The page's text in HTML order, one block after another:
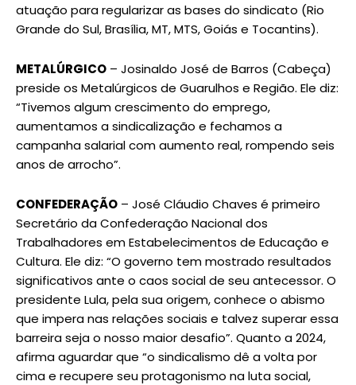
atuação para regularizar as bases do sindicato (Rio
Grande do Sul, Brasília, MT, MTS, Goiás e Tocantins).
METALÚRGICO – Josinaldo José de Barros (Cabeça)
preside os Metalúrgicos de Guarulhos e Região. Ele diz:
“Tivemos algum crescimento do emprego,
aumentamos a sindicalização e fechamos a
campanha salarial com aumento real, rompendo seis
anos de arrocho”.
CONFEDERAÇÃO – José Cláudio Chaves é primeiro
Secretário da Confederação Nacional dos
Trabalhadores em Estabelecimentos de Educação e
Cultura. Ele diz: “O governo tem mostrado resultados
significativos ante o caos social de seu antecessor. O
presidente Lula, pela sua origem, conhece o abismo
que impera nas relações sociais e talvez superar essa
barreira seja o nosso maior desafio”. Quanto a 2024,
afirma aguardar que “o sindicalismo dê a volta por
cima e recupere seu protagonismo na luta social,